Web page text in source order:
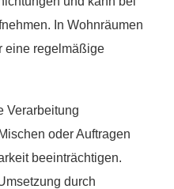
In Wohnräumen
eine regelmäßige
Verarbeitung
oder Auftragen
beeinträchtigen.
durch